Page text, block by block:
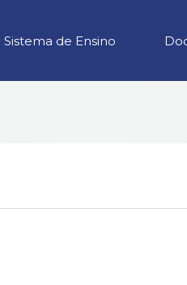
Sistema de Ensino